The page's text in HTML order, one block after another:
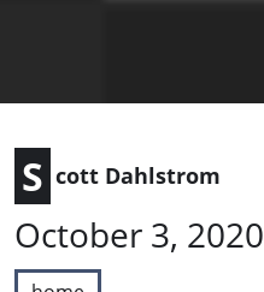
S cott Dahlstrom
October 3, 2020